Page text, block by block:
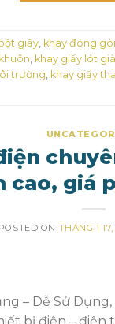
giấy, khay đóng
, khay giấy lót
trường, khay giấy
cao, giá
POSTED ON THÁNG 1
– Dễ Sử Dụng,